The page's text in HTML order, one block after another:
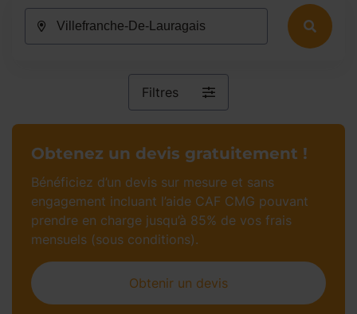
Filtres
Obtenez un devis gratuitement !
Bénéficiez d’un devis sur mesure et sans
engagement incluant l’aide CAF CMG pouvant
prendre en charge jusqu’à 85% de vos frais
mensuels (sous conditions).
Obtenir un devis